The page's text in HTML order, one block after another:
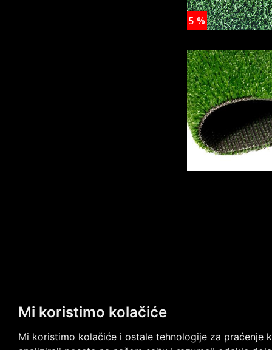
Mi koristimo kolačiće
Mi koristimo kolačiće i ostale tehnologije za praćenje
5 %